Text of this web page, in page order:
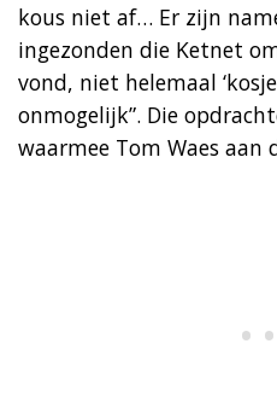
kous niet af… Er zijn
ingezonden die Ketnet
vond, niet helemaal
onmogelijk”. Die
waarmee Tom Waes aan